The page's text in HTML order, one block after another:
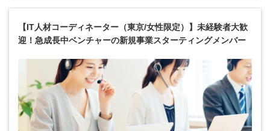
【IT人材コーディネーター（東京/女性限定）】未経験者大歓
迎！急成長中ベンチャーの新規事業スターティングメンバー